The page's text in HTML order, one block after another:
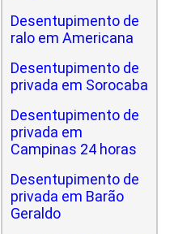
Desentupimento de
ralo em Americana
Desentupimento de
privada em Sorocaba
Desentupimento de
privada em
Campinas 24 horas
Desentupimento de
privada em Barão
Geraldo